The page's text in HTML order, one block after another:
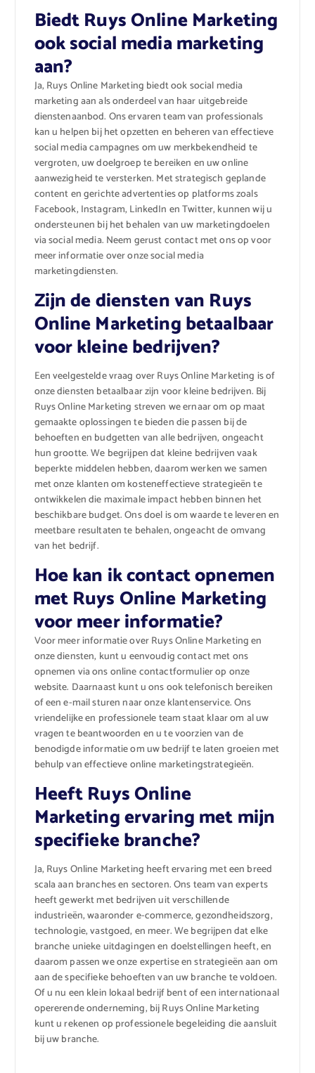
Biedt Ruys Online Marketing
ook social media marketing
aan?
Ja, Ruys Online Marketing biedt ook social media
marketing aan als onderdeel van haar uitgebreide
dienstenaanbod. Ons ervaren team van professionals
kan u helpen bij het opzetten en beheren van effectieve
social media campagnes om uw merkbekendheid te
vergroten, uw doelgroep te bereiken en uw online
aanwezigheid te versterken. Met strategisch geplande
content en gerichte advertenties op platforms zoals
Facebook, Instagram, LinkedIn en Twitter, kunnen wij u
ondersteunen bij het behalen van uw marketingdoelen
via social media. Neem gerust contact met ons op voor
meer informatie over onze social media
marketingdiensten.
Zijn de diensten van Ruys
Online Marketing betaalbaar
voor kleine bedrijven?
Een veelgestelde vraag over Ruys Online Marketing is of
onze diensten betaalbaar zijn voor kleine bedrijven. Bij
Ruys Online Marketing streven we ernaar om op maat
gemaakte oplossingen te bieden die passen bij de
behoeften en budgetten van alle bedrijven, ongeacht
hun grootte. We begrijpen dat kleine bedrijven vaak
beperkte middelen hebben, daarom werken we samen
met onze klanten om kosteneffectieve strategieën te
ontwikkelen die maximale impact hebben binnen het
beschikbare budget. Ons doel is om waarde te leveren en
meetbare resultaten te behalen, ongeacht de omvang
van het bedrijf.
Hoe kan ik contact opnemen
met Ruys Online Marketing
voor meer informatie?
Voor meer informatie over Ruys Online Marketing en
onze diensten, kunt u eenvoudig contact met ons
opnemen via ons online contactformulier op onze
website. Daarnaast kunt u ons ook telefonisch bereiken
of een e-mail sturen naar onze klantenservice. Ons
vriendelijke en professionele team staat klaar om al uw
vragen te beantwoorden en u te voorzien van de
benodigde informatie om uw bedrijf te laten groeien met
behulp van effectieve online marketingstrategieën.
Heeft Ruys Online
Marketing ervaring met mijn
specifieke branche?
Ja, Ruys Online Marketing heeft ervaring met een breed
scala aan branches en sectoren. Ons team van experts
heeft gewerkt met bedrijven uit verschillende
industrieën, waaronder e-commerce, gezondheidszorg,
technologie, vastgoed, en meer. We begrijpen dat elke
branche unieke uitdagingen en doelstellingen heeft, en
daarom passen we onze expertise en strategieën aan om
aan de specifieke behoeften van uw branche te voldoen.
Of u nu een klein lokaal bedrijf bent of een internationaal
opererende onderneming, bij Ruys Online Marketing
kunt u rekenen op professionele begeleiding die aansluit
bij uw branche.